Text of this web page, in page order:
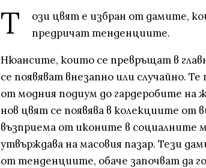
Т
ози цвят е избран от дамите,
предричат тенденциите.
Нюансите, които се превръщат в
се появяват внезапно или случайно.
от модния подиум до гардеробите на
нов цвят се появява в колекциите от
възприема от иконите в социалните
утвърждава на масовия пазар. Тези
от тенденциите, обаче започват да